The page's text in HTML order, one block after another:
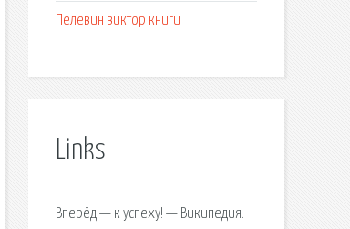
Пелевин виктор книги
Links
Вперёд — к успеху! — Википедия.